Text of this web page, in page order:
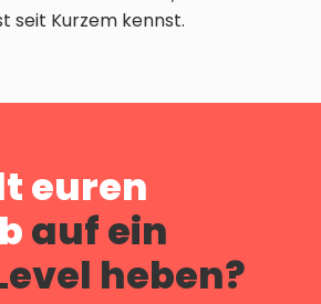
seit Kurzem kennst.
euren
auf ein
heben?